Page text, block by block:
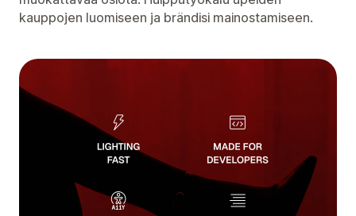
kauppojen luomiseen ja brändisi mainostamiseen.